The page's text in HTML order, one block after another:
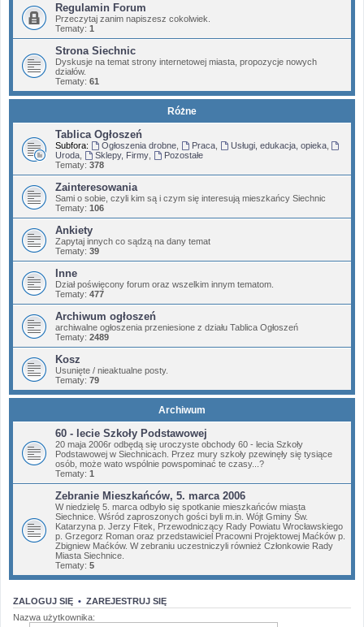
Regulamin Forum
Przeczytaj zanim napiszesz cokolwiek.
Tematy: 1
Strona Siechnic
Dyskusje na temat strony internetowej miasta, propozycje nowych
działów.
Tematy: 61
Różne
Tablica Ogłoszeń
Subfora: Ogłoszenia drobne, Praca, Usługi, edukacja, opieka,
Uroda
Sklepy, Firmy,
Pozostałe
Tematy: 378
Zainteresowania
Sami o sobie, czyli kim są i czym się interesują mieszkańcy Siechnic
Tematy: 106
Ankiety
Zapytaj innych co sądzą na dany temat
Tematy: 39
Inne
Dział poświęcony forum oraz wszelkim innym tematom.
Tematy: 477
Archiwum ogłoszeń
archiwalne ogłoszenia przeniesione z działu Tablica Ogłoszeń
Tematy: 2489
Kosz
Usunięte / nieaktualne posty.
Tematy: 79
Archiwum
60 - lecie Szkoły Podstawowej
20 maja 2006r odbędą się uroczyste obchody 60 - lecia Szkoły
Podstawowej w Siechnicach. Przez mury szkoły pzewinęły się tysiące
osób, może wato wspólnie powspominać te czasy...?
Tematy: 1
Zebranie Mieszkańców, 5. marca 2006
W niedzielę 5. marca odbyło się spotkanie mieszkańców miasta
Siechnice. Wśród zaproszonych gości byli m.in. Wójt Gminy Św.
Katarzyna p. Jerzy Fitek, Przewodniczący Rady Powiatu Wrocławskiego
p. Grzegorz Roman oraz przedstawiciel Pracowni Projektowej Maćków p.
Zbigniew Maćków. W zebraniu uczestniczyli również Członkowie Rady
Miasta Siechnice.
Tematy: 5
ZALOGUJ SIĘ • ZAREJESTRUJ SIĘ
Nazwa użytkownika: